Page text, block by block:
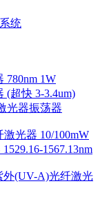
统
780nm 1W
(超快 3-3.4um)
光器振荡器
激光器 10/100mW
1567.13nm
外(UV-A)光纤激光